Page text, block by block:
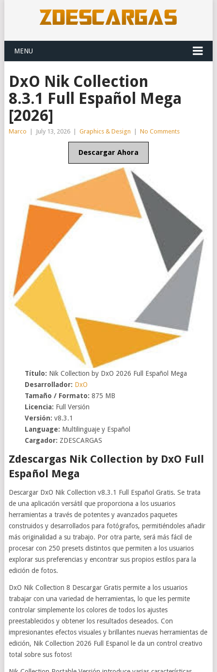
MENU
DxO Nik Collection
8.3.1 Full Español Mega
[2026]
Marco July 13, 2026 Graphics & Design No Comments
Descargar Ahora
Título: Nik Collection by DxO 2026 Full Español Mega
Desarrollador: DxO
Tamaño / Formato: 875 MB
Licencia: Full Versión
Versión: v8.3.1
Language: Multilinguaje y Español
Cargador: ZDESCARGAS
Zdescargas Nik Collection by DxO Full
Español Mega
Descargar DxO Nik Collection v8.3.1 Full Español Gratis. Se trata
de una aplicación versátil que proporciona a los usuarios
herramientas a través de potentes y avanzados paquetes
construidos y desarrollados para fotógrafos, permitiéndoles añadir
más originalidad a su trabajo. Por otra parte, será más fácil de
procesar con 250 presets distintos que permiten a los usuarios
explorar sus preferencias y encontrar sus propios estilos para la
edición de fotos.
DxO Nik Collection 8 Descargar Gratis permite a los usuarios
trabajar con una variedad de herramientas, lo que les permite
controlar simplemente los colores de todos los ajustes
preestablecidos y obtener los resultados deseados. Con
impresionantes efectos visuales y brillantes nuevas herramientas de
edición, Nik Collection 2026 Full Espanol le da un control creativo
total sobre sus fotos!